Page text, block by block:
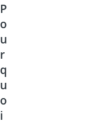
P
o
u
r
q
u
o
i